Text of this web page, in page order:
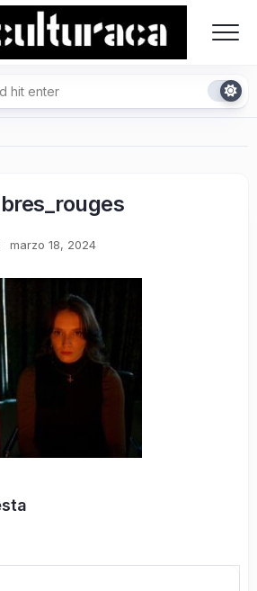
marzo 18, 2024